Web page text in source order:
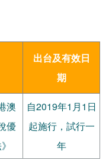
出台及有效日
期
澳
優
自2019年1月1日
起施行，試行一
年